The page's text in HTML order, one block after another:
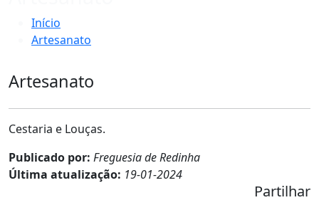
Início
Artesanato
Artesanato
Cestaria e Louças.
Publicado por: Freguesia de Redinha
Última atualização: 19-01-2024
Partilhar